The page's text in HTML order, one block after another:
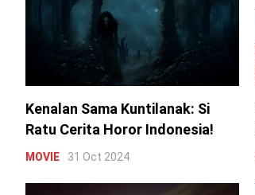
Kenalan Sama Kuntilanak: Si
Ratu Cerita Horor Indonesia!
MOVIE 31 Oct 2024